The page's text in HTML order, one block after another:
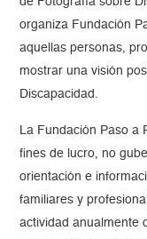
organiza Fundación
aquellas personas,
mostrar una visión
Discapacidad.
La Fundación Paso a
fines de lucro, no
orientación e
familiares y
actividad anualmente